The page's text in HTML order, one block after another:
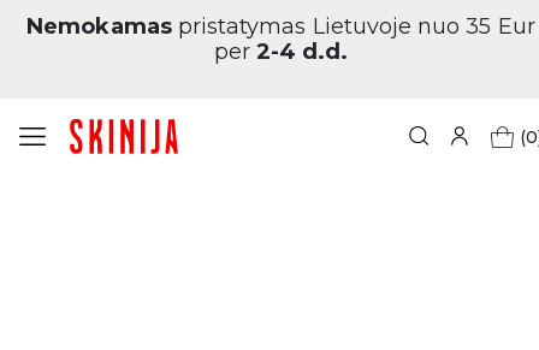
Nemokamaspristatymas Lietuvoje nuo 35 Eur
per 2-4 d.d.
Pagrindinis Moteriškos medvilninės pėdutės